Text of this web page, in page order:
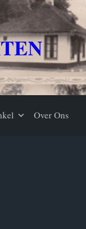
Over Ons